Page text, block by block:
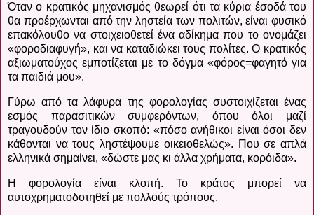
Όταν ο κρατικός μηχανισμός θεωρεί ότι τα κύρια έσοδά του
θα προέρχωνται από την ληστεία των πολιτών, είναι φυσικό
επακόλουθο να στοιχειοθετεί ένα αδίκημα που το ονομάζει
«φοροδιαφυγή», και να καταδιώκει τους πολίτες. Ο κρατικός
αξιωματούχος εμποτίζεται με το δόγμα «φόρος=φαγητό για
τα παιδιά μου».
Γύρω από τα λάφυρα της φορολογίας συστοιχίζεται ένας
εσμός παρασιτικών συμφερόντων, όπου όλοι μαζί
τραγουδούν τον ίδιο σκοπό: «πόσο ανήθικοι είναι όσοι δεν
κάθονται να τους ληστέψουμε οικειοθελώς». Που σε απλά
ελληνικά σημαίνει, «δώστε μας κι άλλα χρήματα, κορόιδα».
Η φορολογία είναι κλοπή. Το κράτος μπορεί να
αυτοχρηματοδοτηθεί με πολλούς τρόπους.